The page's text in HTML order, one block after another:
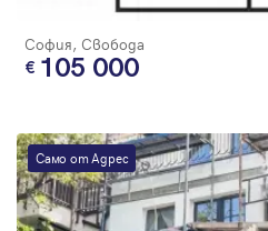
София, Свобода
105 000
Само от Адрес